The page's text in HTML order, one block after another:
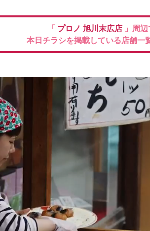
「 プロノ 旭川末広店 」周
本日チラシを掲載している店舗一